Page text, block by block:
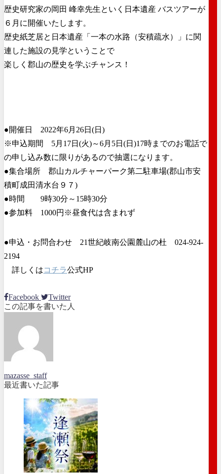
歴史研究家の岡田 峰幸先生といく日本遺産 バスツアーが
６月に開催いたします。
歴史紙芝居と日本遺産「一本の水路（安積疏水）」に関
連した施設の見学ということで
楽しく郡山の歴史を学ぶチャンス！
●開催日 2022年6月26日(日)
※申込期間 5月17日(火)～6月5日(日)17時までのお電話で
の申し込み数に限りがあるので抽選になります。
●集合場所 郡山カルチャーパーク第二駐車場(郡山市安
積町成田清水台９７)
●時間 9時30分～15時30分
●参加料 1000円※昼食代は含まれず
●申込・お問合わせ 21世紀岐南公園麓山の杜 024-924-
2194
詳しくはコチラ公式HP
Facebook
Twitter
この記事を書いた人
mazasse_staff
最近書いた記事